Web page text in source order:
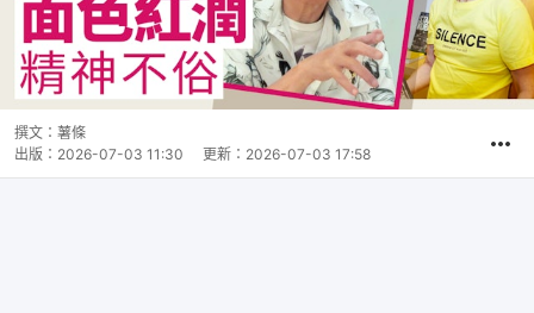
撰文： 薯條
出版： 2026-07-03 11:30 更新： 2026-07-03 17:58